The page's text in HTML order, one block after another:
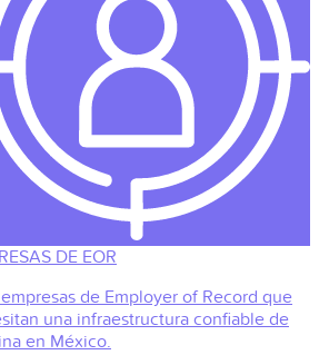
DE EOR
empresas de Employer of Record que
una infraestructura confiable de
en México.